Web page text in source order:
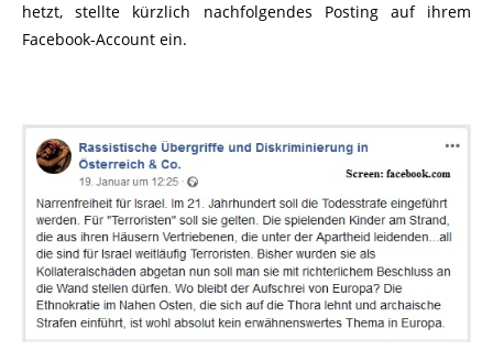
hetzt, stellte kürzlich nachfolgendes Posting auf ihrem
Facebook-Account ein.